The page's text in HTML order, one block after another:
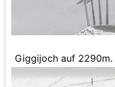
Giggijoch auf 2290m.